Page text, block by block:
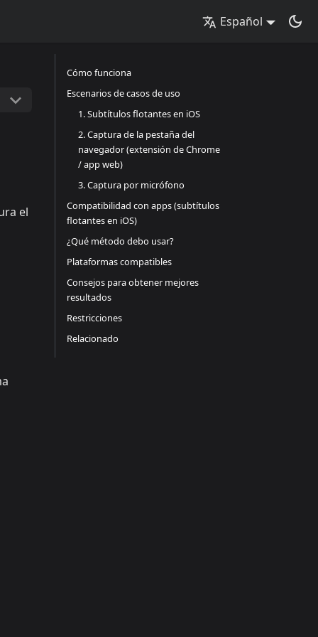
Español
el
Cómo funciona
Escenarios de casos de uso
1. Subtítulos flotantes en iOS
2. Captura de la pestaña del
navegador (extensión de Chrome
/ app web)
3. Captura por micrófono
Compatibilidad con apps (subtítulos
flotantes en iOS)
¿Qué método debo usar?
Plataformas compatibles
Consejos para obtener mejores
resultados
Restricciones
Relacionado